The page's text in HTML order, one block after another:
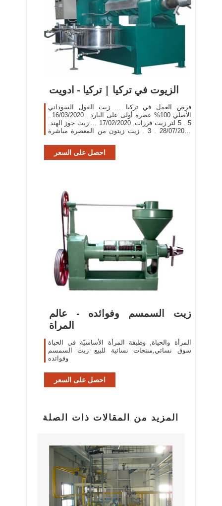
الزيوت في تركيا | تركيا - ادويت
فرص العمل في تركيا ... زيت الفول السوداني
الأصلي 100% عصرة أولى على البارد . 16/03/2020 .
5 . 5 لتر زيت فرزات. 17/02/2020 ... زيت جوز الهند.
28/07/2017 . 3 . زيت زيتون من المعصرة مباشرة
احصل على السعر
زيت السمسم وفوائده - عالم
المراة
المرأة والحياة, وظيفة المرأة الأساسيّة في الحياة
سوق نسائي,منتجات نسائية للبيع زيت السمسم
وفوائده
احصل على السعر
المزيد من المقالات ذات الصلة